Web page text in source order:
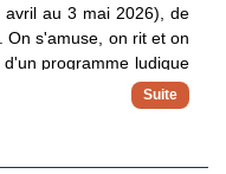
au 3 mai 2026), de
On s'amuse, on rit et on
programme ludique
Jumbo francophone
1 fois/semaine,